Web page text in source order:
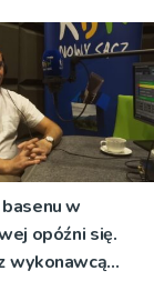
w
opóźni się.
wykonawcą